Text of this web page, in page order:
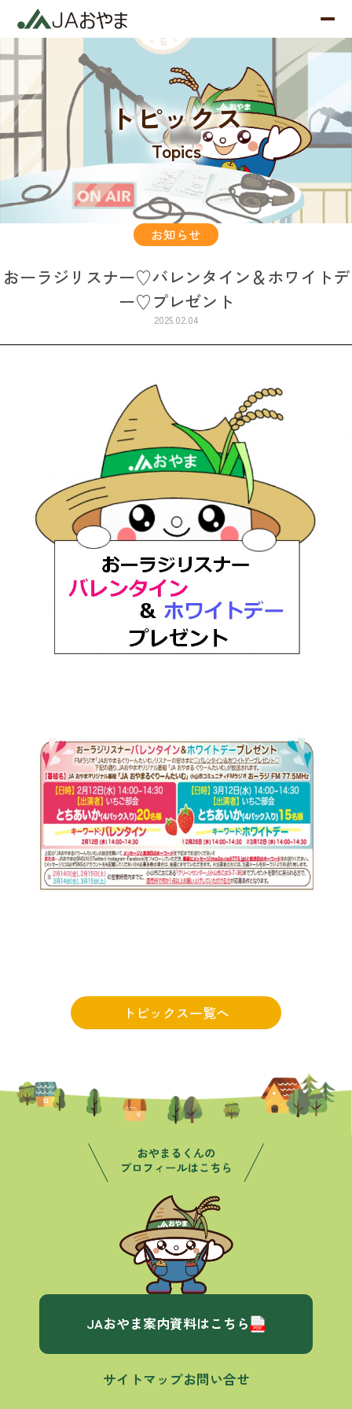
トピックス
Topics
お知らせ
おーラジリスナー♡バレンタイン＆ホワイトデ
ー♡プレゼント
2025.02.04
トピックス一覧へ
JAおやま案内資料はこちら
サイトマップお問い合せ